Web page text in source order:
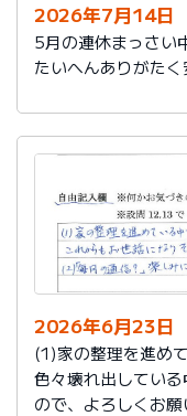
2026年7月14日
5月の連休まっさい
たいへんありがたく
2026年6月23日
(1)家の整理を進め
色々壊れ出してい
ので、よろしくお願